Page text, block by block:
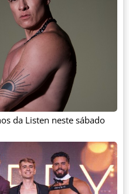
da Listen neste sábado